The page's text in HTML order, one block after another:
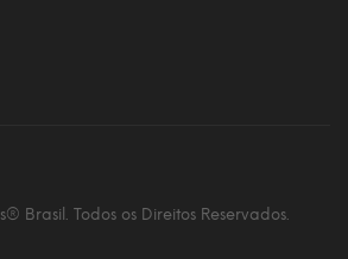
Brasil. Todos os Direitos Reservados.